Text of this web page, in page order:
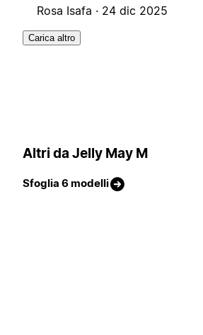
Rosa Isafa · 24 dic 2025
Carica altro
Altri da Jelly May M
Sfoglia 6 modelli